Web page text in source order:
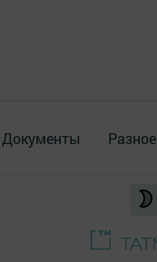
Документы Разное